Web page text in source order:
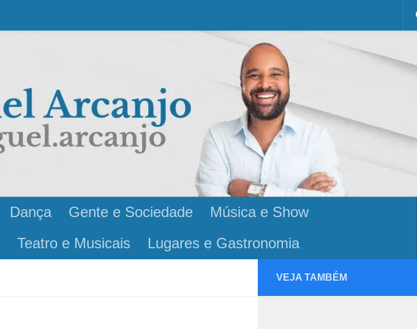
Dança Gente e Sociedade
Música e Show
Teatro e Musicais Lugares e Gastronomia
VEJA TAMBÉM